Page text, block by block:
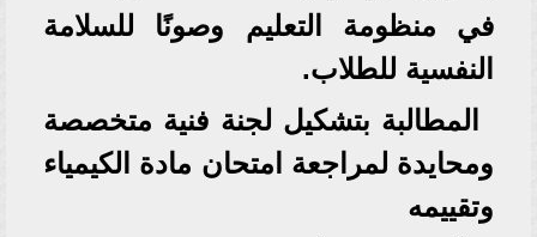
في منظومة التعليم وصونًا للسلامة
النفسية للطلاب.
المطالبة بتشكيل لجنة فنية متخصصة
ومحايدة لمراجعة امتحان مادة الكيمياء
وتقييمه